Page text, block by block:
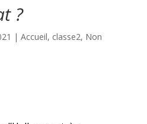
?
| Accueil, classe2, Non